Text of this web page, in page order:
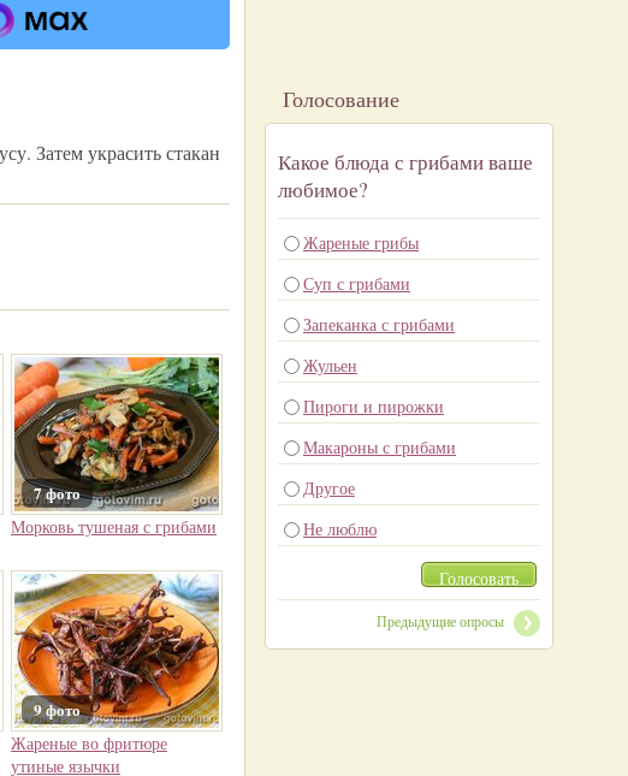
Затем украсить стакан
7 фото
Морковь тушеная с грибами
9 фото
Жареные во фритюре
утиные язычки
Голосование
Какое блюда с грибами ваше
любимое?
Жареные грибы
Суп с грибами
Запеканка с грибами
Жульен
Пироги и пирожки
Макароны с грибами
Другое
Не люблю
Голосовать
Предыдущие опросы